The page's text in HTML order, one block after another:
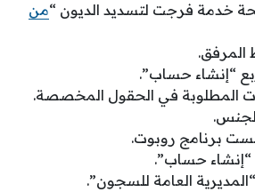
خدمة فرجت لتسديد الديون “من
المرفق.
“إنشاء حساب”.
المطلوبة في الحقول المخصصة.
لست برنامج روبوت.
“إنشاء حساب”.
العامة للسجون”.